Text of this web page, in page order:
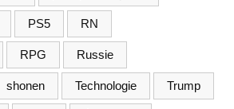
PS5 RN
RPG Russie
shonen Technologie Trump